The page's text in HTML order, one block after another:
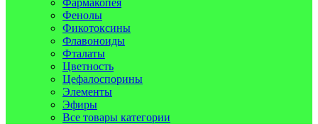
Фармакопея
Фенолы
Фикотоксины
Флавоноиды
Фталаты
Цветность
Цефалоспорины
Элементы
Эфиры
Все товары категории